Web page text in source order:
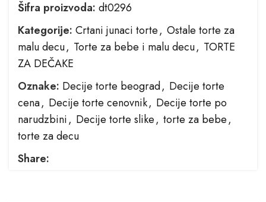
Šifra proizvoda: dt0296
Kategorije: Crtani junaci torte, Ostale torte za
malu decu, Torte za bebe i malu decu, TORTE
ZA DEČAKE
Oznake: Decije torte beograd, Decije torte
cena, Decije torte cenovnik, Decije torte po
narudzbini, Decije torte slike, torte za bebe,
torte za decu
Share: